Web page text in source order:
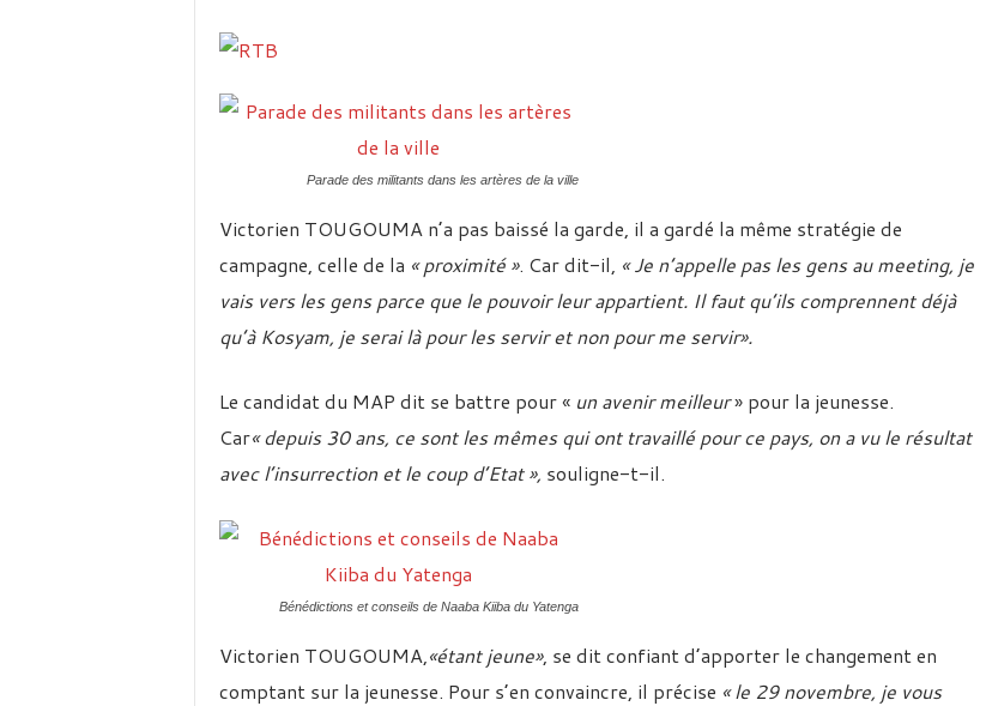
Parade des militants dans les artères de la ville
Victorien TOUGOUMA n’a pas baissé la garde, il a gardé la même stratégie de
campagne, celle de la « proximité ». Car dit-il, « Je n’appelle pas les gens au meeting, je
vais vers les gens parce que le pouvoir leur appartient. Il faut qu’ils comprennent déjà
qu’à Kosyam, je serai là pour les servir et non pour me servir».
Le candidat du MAP dit se battre pour « un avenir meilleur» pour la jeunesse.
Car« depuis 30 ans, ce sont les mêmes qui ont travaillé pour ce pays, on a vu le résultat
avec l’insurrection et le coup d’Etat », souligne-t-il.
Bénédictions et conseils de Naaba Kiiba du Yatenga
Victorien TOUGOUMA,«étant jeune», se dit confiant d’apporter le changement en
comptant sur la jeunesse. Pour s’en convaincre, il précise « le 29 novembre, je vous